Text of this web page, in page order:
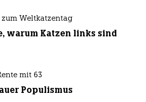
Weltkatzentag
warum Katzen links sind
mit 63
Populismus